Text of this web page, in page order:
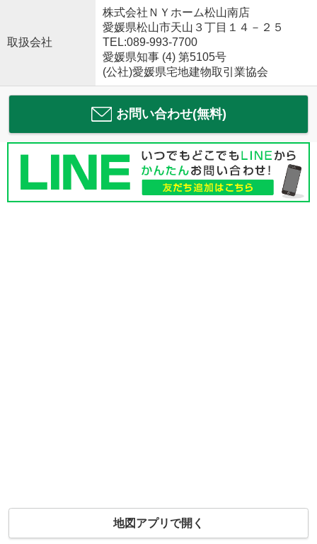
取扱会社
株式会社ＮＹホーム松山南店
愛媛県松山市天山３丁目１４－２５
TEL:089-993-7700
愛媛県知事 (4) 第5105号
(公社)愛媛県宅地建物取引業協会
お問い合わせ(無料)
地図アプリで開く